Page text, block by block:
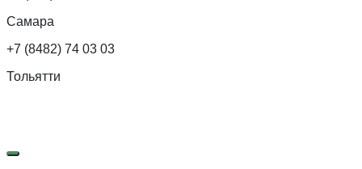
Самара
+7 (8482) 74 03 03
Тольятти